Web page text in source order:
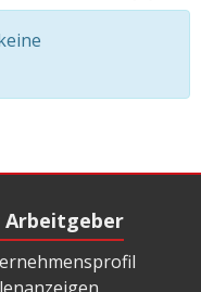
Arbeitgeber